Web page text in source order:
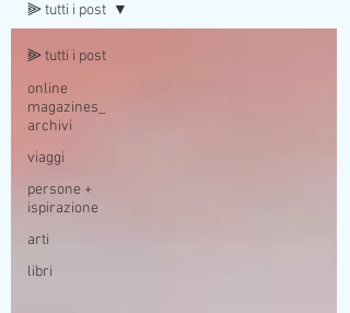
⫸ tutti i post
online
magazines_
archivi
viaggi
persone +
ispirazione
arti
libri
⫸ tutti i post